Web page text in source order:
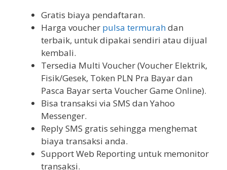
Gratis biaya pendaftaran.
Harga voucher pulsa termurahdan
terbaik, untuk dipakai sendiri atau dijual
kembali.
Tersedia Multi Voucher (Voucher Elektrik,
Fisik/Gesek, Token PLN Pra Bayar dan
Pasca Bayar serta Voucher Game Online).
Bisa transaksi via SMS dan Yahoo
Messenger.
Reply SMS gratis sehingga menghemat
biaya transaksi anda.
Support Web Reporting untuk memonitor
transaksi.